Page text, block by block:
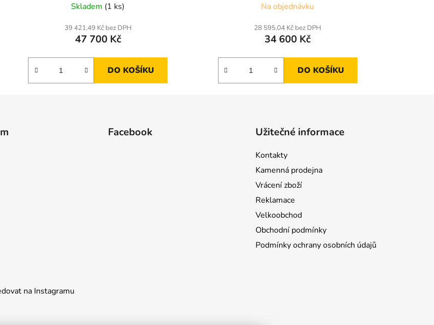
Skladem (1 ks)
39 421,49 Kč bez DPH
47 700 Kč
DO KOŠÍKU
Na objednávku
28 595,04 Kč bez DPH
34 600 Kč
DO KOŠÍKU
na Instagramu
Facebook Užitečné informace
Kontakty
Kamenná prodejna
Vrácení zboží
Reklamace
Velkoobchod
Obchodní podmínky
Podmínky ochrany osobních údajů